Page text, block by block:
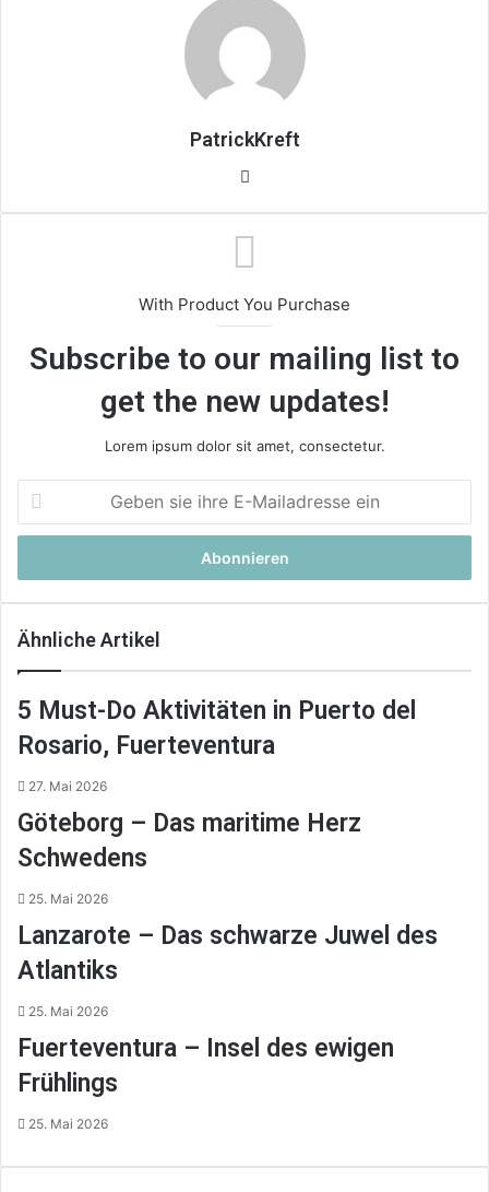
PatrickKreft
With Product You Purchase
Subscribe to our mailing list to
get the new updates!
Lorem ipsum dolor sit amet, consectetur.
sie
ihre
Mailadresse
ein
Ähnliche Artikel
5 Must-Do Aktivitäten in Puerto del
Rosario, Fuerteventura
27. Mai 2026
Göteborg – Das maritime Herz
Schwedens
25. Mai 2026
Lanzarote – Das schwarze Juwel des
Atlantiks
25. Mai 2026
Fuerteventura – Insel des ewigen
Frühlings
25. Mai 2026